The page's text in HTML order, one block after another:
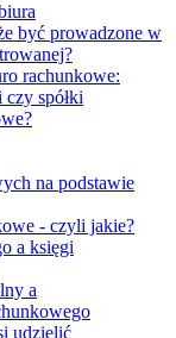
być prowadzone w
rachunkowe:
czy spółki
na podstawie
- czyli jakie?
a księgi
a
udzielić